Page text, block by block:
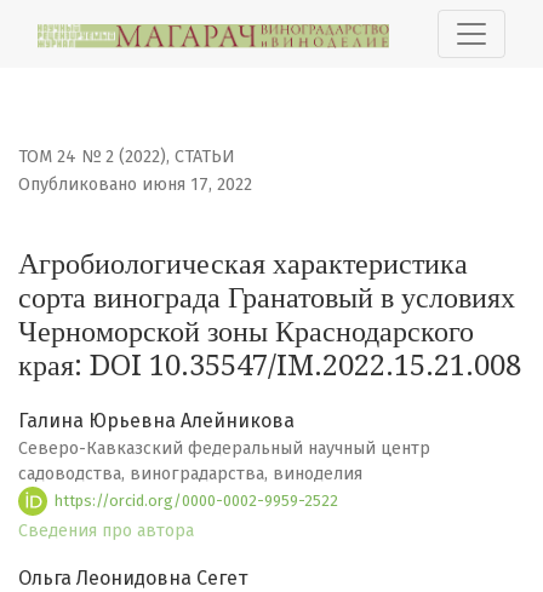
Агробиологическая характеристика сорта
ТОМ 24 № 2 (2022), СТАТЬИ
Агробиологическая характеристика
сорта винограда Гранатовый в условиях
Черноморской зоны Краснодарского
края: DOI 10.35547/IM.2022.15.21.008
Опубликовано июня 17, 2022
Галина Юрьевна Алейникова
Северо-Кавказский федеральный научный центр
садоводства, виноградарства, виноделия
https://orcid.org/0000-0002-9959-2522
Сведения про автора
Ольга Леонидовна Сегет